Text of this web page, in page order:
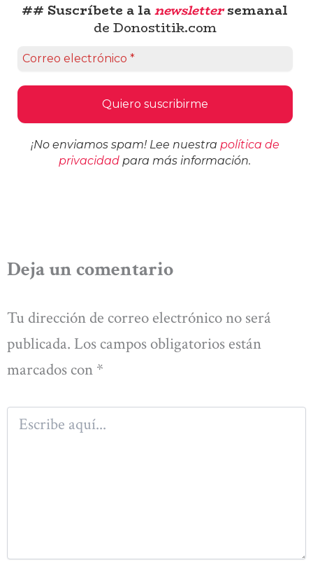
## Suscríbete a lanewslettersemanal
de Donostitik.com
¡No enviamos spam! Lee nuestra política de
privacidad para más información.
Deja un comentario
Tu dirección de correo electrónico no será
publicada. Los campos obligatorios están
marcados con *
aquí...